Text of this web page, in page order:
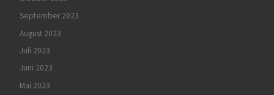
September 2023
August 2023
Juli 2023
Juni 2023
Mai 2023